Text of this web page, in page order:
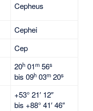
Cepheus
Cephei
Cep
20h 01m 56s
bis09h 03m 20s
+53° 21′ 12″
bis +88° 41′ 46″